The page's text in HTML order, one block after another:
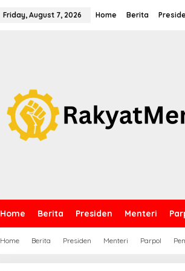
Friday, August 7, 2026 Home Berita
Home Berita Presiden Menteri
Home Berita Presiden Menteri Parpol